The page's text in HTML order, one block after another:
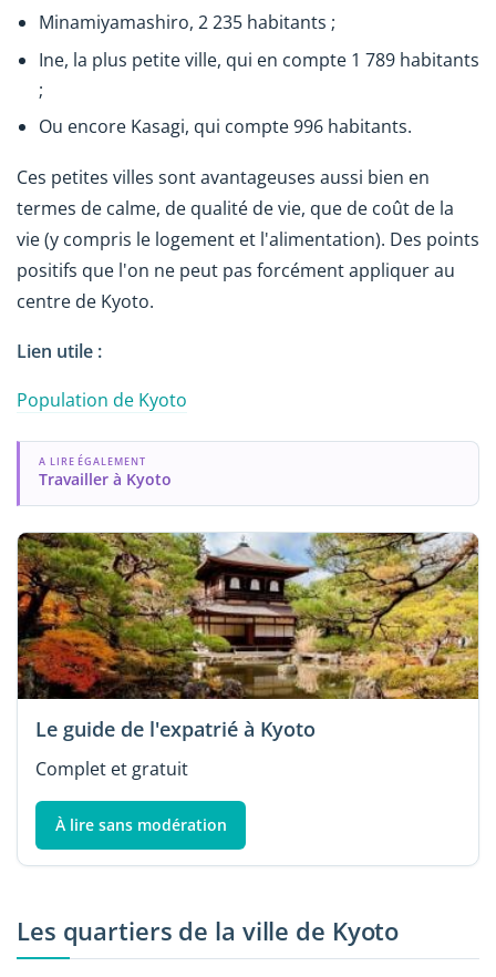
Minamiyamashiro, 2 235 habitants ;
Ine, la plus petite ville, qui en compte 1 789 habitants
;
Ou encore Kasagi, qui compte 996 habitants.
Ces petites villes sont avantageuses aussi bien en
termes de calme, de qualité de vie, que de coût de la
vie (y compris le logement et l'alimentation). Des points
positifs que l'on ne peut pas forcément appliquer au
centre de Kyoto.
Lien utile :
Population de Kyoto
A LIRE ÉGALEMENT
Travailler à Kyoto
Le guide de l'expatrié à Kyoto
Complet et gratuit
À lire sans modération
Les quartiers de la ville de Kyoto